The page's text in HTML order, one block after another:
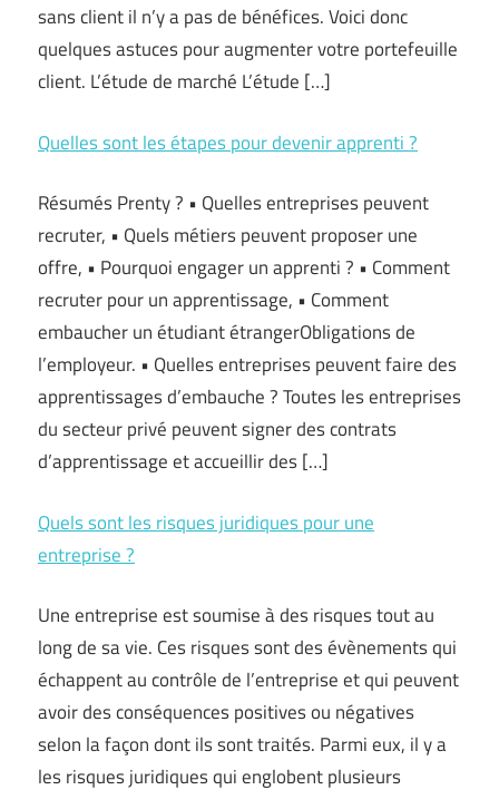
sans client il n’y a pas de bénéfices. Voici donc
quelques astuces pour augmenter votre portefeuille
client. L’étude de marché L’étude […]
Quelles sont les étapes pour devenir apprenti ?
Résumés Prenty ? • Quelles entreprises peuvent
recruter, • Quels métiers peuvent proposer une
offre, • Pourquoi engager un apprenti ? • Comment
recruter pour un apprentissage, • Comment
embaucher un étudiant étrangerObligations de
l’employeur. • Quelles entreprises peuvent faire des
apprentissages d’embauche ? Toutes les entreprises
du secteur privé peuvent signer des contrats
d’apprentissage et accueillir des […]
Quels sont les risques juridiques pour une
entreprise ?
Une entreprise est soumise à des risques tout au
long de sa vie. Ces risques sont des évènements qui
échappent au contrôle de l’entreprise et qui peuvent
avoir des conséquences positives ou négatives
selon la façon dont ils sont traités. Parmi eux, il y a
les risques juridiques qui englobent plusieurs